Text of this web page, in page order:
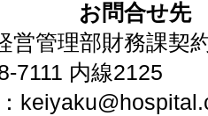
お問合せ先
営管理部財務課契
7111 内線2125